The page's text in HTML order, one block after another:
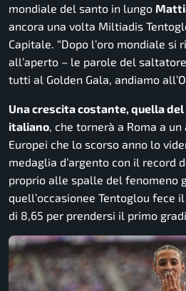
mondiale del santo in lungo
ancora una volta Miltiadis
Capitale. “Dopo l’oro mondiale si
all’aperto – le parole del
tutti al Golden Gala, andiamo
Una crescita costante, quella
italiano , che tornerà a Roma a
Europei che lo scorso anno lo
medaglia d’argento con il record
proprio alle spalle del fenomeno
quell’occasionee Tentoglou fece
di 8,65 per prendersi il primo